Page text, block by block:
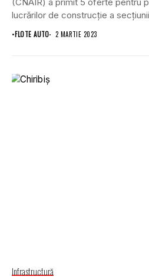
lucrărilor de construcție a
•FLOTE AUTO 2 MARTIE 2023
Infrastructură